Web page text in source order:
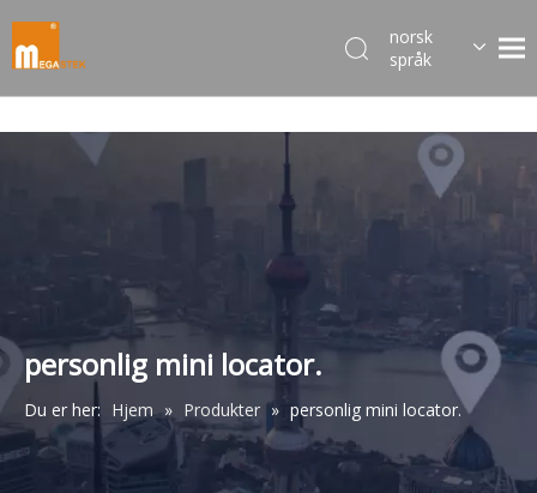
norsk
språk
日本語
Italiano
Español
Français
English
personlig mini locator.
Du er her: Hjem » Produkter » personlig mini locator.